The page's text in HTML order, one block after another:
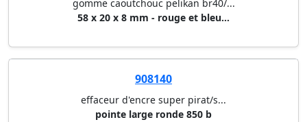
gomme caoutchouc pelikan br40/...
58 x 20 x 8 mm - rouge et bleu...
908140
effaceur d'encre super pirat/s...
pointe large ronde 850 b